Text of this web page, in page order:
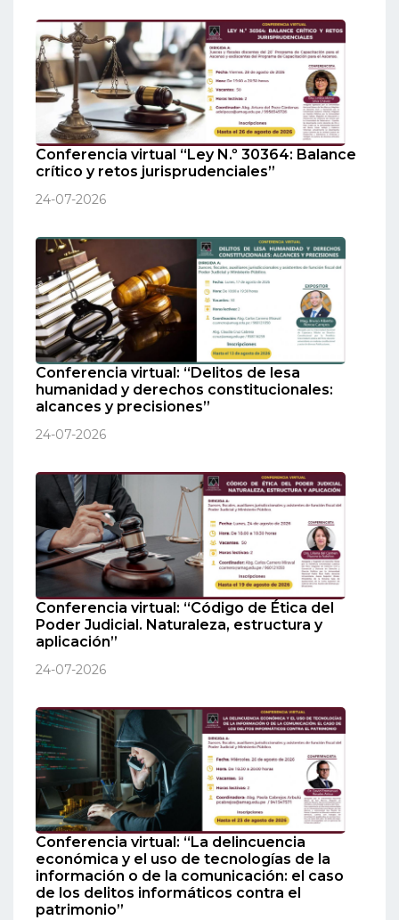
Conferencia virtual “Ley N.º 30364: Balance
crítico y retos jurisprudenciales”
24-07-2026
Conferencia virtual: “Delitos de lesa
humanidad y derechos constitucionales:
alcances y precisiones”
24-07-2026
Conferencia virtual: “Código de Ética del
Poder Judicial. Naturaleza, estructura y
aplicación”
24-07-2026
Conferencia virtual: “La delincuencia
económica y el uso de tecnologías de la
información o de la comunicación: el caso
de los delitos informáticos contra el
patrimonio”